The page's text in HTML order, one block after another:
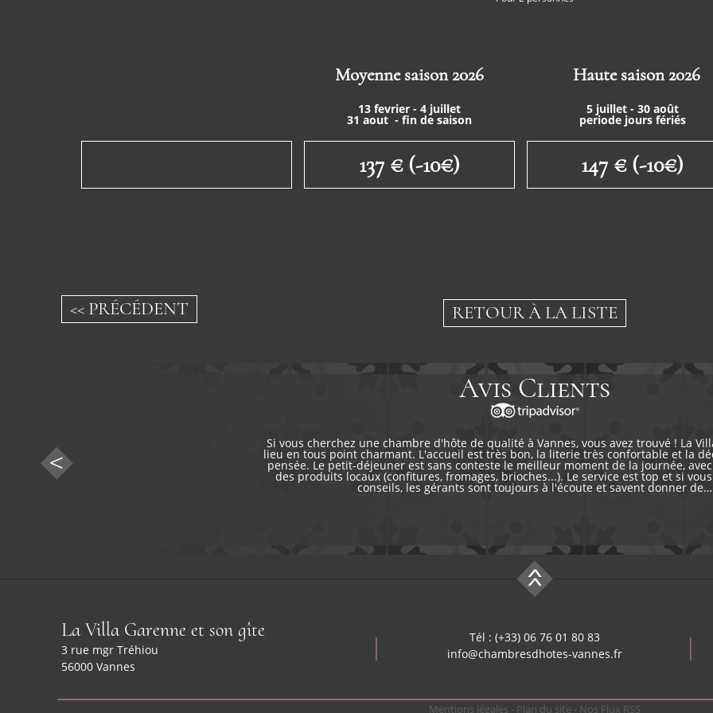
Moyenne saison 2026 Haute saison 2026
13 fevrier - 4 juillet
31 aout - fin de saison
5 juillet - 30 août
periode jours fériés
137 € (-10€) 147 € (-10€)
<< PRÉCÉDENT RETOUR À LA LISTE
Avis Clients
Si vous cherchez une chambre d'hôte de qualité à Vannes, vous avez trouvé ! La
lieu en tous point charmant. L'accueil est très bon, la literie très confortable et la
pensée. Le petit-déjeuner est sans conteste le meilleur moment de la journée,
des produits locaux (confitures, fromages, brioches...). Le service est top et si
conseils, les gérants sont toujours à l'écoute et savent donner de…
La Villa Garenne et son gîte
3 rue mgr Tréhiou
56000 Vannes
Tél : (+33) 06 76 01 80 83
info@chambresdhotes-vannes.fr
Mentions légales - Plan du site - Nos Flux RSS